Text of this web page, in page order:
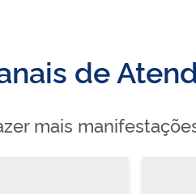
de
mais